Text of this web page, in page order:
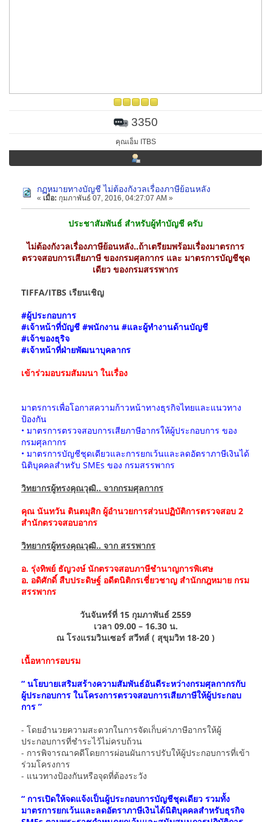
3350
คุณเอ็ม ITBS
กฏหมายทางบัญชี ไม่ต้องกังวลเรื่องภาษีย้อนหลัง
« เมื่อ: กุมภาพันธ์ 07, 2016, 04:27:07 AM »
ประชาสัมพันธ์ สำหรับผู้ทำบัญชี ครับ
ไม่ต้องกังวลเรื่องภาษีย้อนหลัง..ถ้าเตรียมพร้อมเรื่องมาตรการ
ตรวจสอบการเสียภาษี ของกรมศุลกากร และ มาตรการบัญชีชุด
เดียว ของกรมสรรพากร
TIFFA/ITBS เรียนเชิญ
#ผู้ประกอบการ
#เจ้าหน้าที่บัญชี #พนักงาน #และผู้ทำงานด้านบัญชี
#เจ้าของธุริจ
#เจ้าหน้าที่ฝ่ายพัฒนาบุคลากร
เข้าร่วมอบรมสัมมนา ในเรื่อง
มาตรการเพื่อโอกาสความก้าวหน้าทางธุรกิจไทยและแนวทาง
ป้องกัน
• มาตรการตรวจสอบการเสียภาษีอากรให้ผู้ประกอบการ ของ
กรมศุลกากร
• มาตรการบัญชีชุดเดียวและการยกเว้นและลดอัตราภาษีเงินได้
นิติบุคคลสำหรับ SMEs ของ กรมสรรพากร
วิทยากรผู้ทรงคุณวุฒิ.. จากกรมศุลกากร
คุณ นันทวัน ตินตมุสิก ผู้อำนวยการส่วนปฏิบัติการตรวจสอบ 2
สำนักตรวจสอบอากร
วิทยากรผู้ทรงคุณวุฒิ.. จาก สรรพากร
อ. รุ่งทิพย์ ธัญวงษ์ นักตรวจสอบภาษีชำนาญการพิเศษ
อ. อดิศักดิ์ สืบประดิษฐ์ อดีตนิติกรเชี่ยวชาญ สำนักกฎหมาย กรม
สรรพากร
วันจันทร์ที่ 15 กุมภาพันธ์ 2559
เวลา 09.00 – 16.30 น.
ณ โรงแรมวินเซอร์ สวีทส์ ( สุขุมวิท 18-20 )
เนื้อหาการอบรม
“ นโยบายเสริมสร้างความสัมพันธ์อันดีระหว่างกรมศุลกากรกับ
ผู้ประกอบการ ในโครงการตรวจสอบการเสียภาษีให้ผู้ประกอบ
การ ”
- โดยอำนวยความสะดวกในการจัดเก็บค่าภาษีอากรให้ผู้
ประกอบการที่ชำระไว้ไม่ครบถ้วน
- การพิจารณาคดีโดยการผ่อนผันการปรับให้ผู้ประกอบการที่เข้า
ร่วมโครงการ
- แนวทางป้องกันหรือจุดที่ต้องระวัง
“ การเปิดให้จดแจ้งเป็นผู้ประกอบการบัญชีชุดเดียว รวมทั้ง
มาตรการยกเว้นและลดอัตราภาษีเงินได้นิติบุคคลสำหรับธุรกิจ